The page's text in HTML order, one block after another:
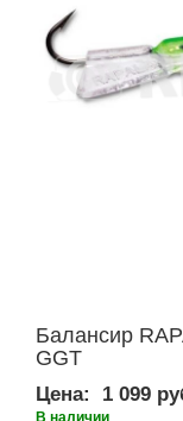
Балансир
GGT
Цена: 1 099
В наличии